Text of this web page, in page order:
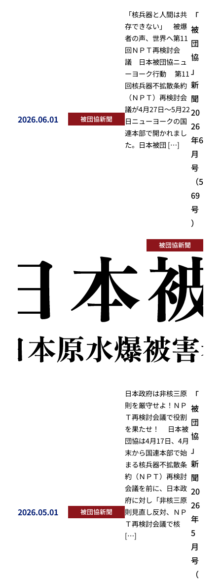
「
被
団
協
」
新
聞
20
26
年6
月
号
（5
69
号
）
「核兵器と人間は共
存できない」 被爆
者の声、世界へ第11
回ＮＰＴ再検討会
議 日本被団協ニュ
ーヨーク行動 第11
回核兵器不拡散条約
（ＮＰＴ）再検討会
議が4月27日～5月22
日ニューヨークの国
連本部で開かれまし
た。日本被団 […]
投稿日
2026.06.01 被団協新聞
被団協新聞
「
被
団
協
」
新
聞
20
26
年
5
月
号
（
日本政府は非核三原
則を厳守せよ！ＮＰ
Ｔ再検討会議で役割
を果たせ！ 日本被
団協は4月17日、4月
末から国連本部で始
まる核兵器不拡散条
約（ＮＰＴ）再検討
会議を前に、日本政
府に対し「非核三原
則見直し反対、ＮＰ
Ｔ再検討会議で核
[…]
投稿日
2026.05.01 被団協新聞